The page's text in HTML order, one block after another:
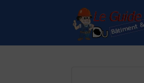
Rechercher: